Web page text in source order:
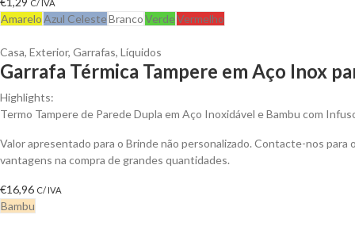
C/ IVA
AmareloAzul CelesteBrancoVerdeVermelho
Casa, Exterior, Garrafas, Líquidos
Garrafa Térmica Tampere em Aço Inox
Highlights:
Termo Tampere de Parede Dupla em Aço Inoxidável e Bambu com
Valor apresentado para o Brinde não personalizado. Contacte-nos para
vantagens na compra de grandes quantidades.
€16,96 C/ IVA
Bambu